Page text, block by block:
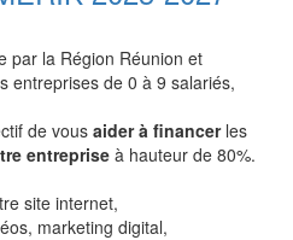
par la Région Réunion et
entreprises de 0 à 9 salariés,
de vous aider à financerles
entreprise à hauteur de 80%.
site internet,
marketing digital,